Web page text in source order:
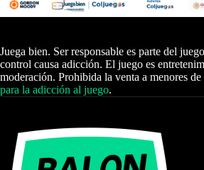
Juega bien. Ser responsable es parte del
control causa adicción. El juego es
moderación. Prohibida la venta a menores de
para la adicción al juego.